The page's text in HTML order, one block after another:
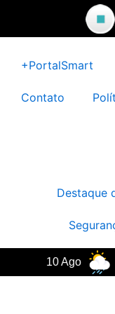
conteúdo
+PortalSmart
Contato
Destaque
10 Ago